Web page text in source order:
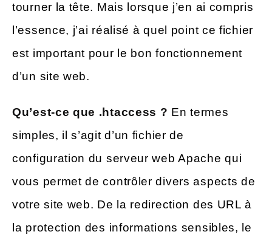
tourner la tête. Mais lorsque j’en ai compris
l’essence, j’ai réalisé à quel point ce fichier
est important pour le bon fonctionnement
d’un site web.
Qu’est-ce que .htaccess ? En termes
simples, il s’agit d’un fichier de
configuration du serveur web Apache qui
vous permet de contrôler divers aspects de
votre site web. De la redirection des URL à
la protection des informations sensibles, le